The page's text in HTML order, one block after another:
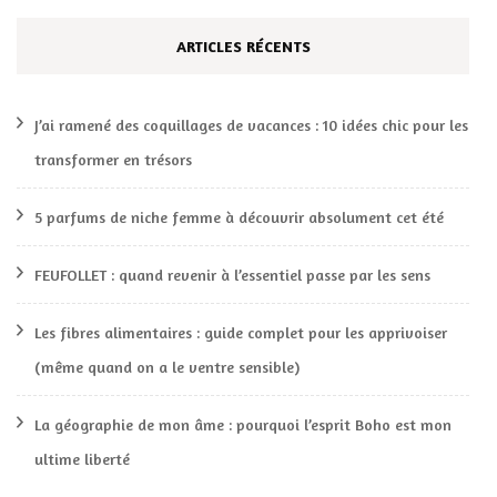
ARTICLES RÉCENTS
J’ai ramené des coquillages de vacances : 10 idées chic pour les
transformer en trésors
5 parfums de niche femme à découvrir absolument cet été
FEUFOLLET : quand revenir à l’essentiel passe par les sens
Les fibres alimentaires : guide complet pour les apprivoiser
(même quand on a le ventre sensible)
La géographie de mon âme : pourquoi l’esprit Boho est mon
ultime liberté